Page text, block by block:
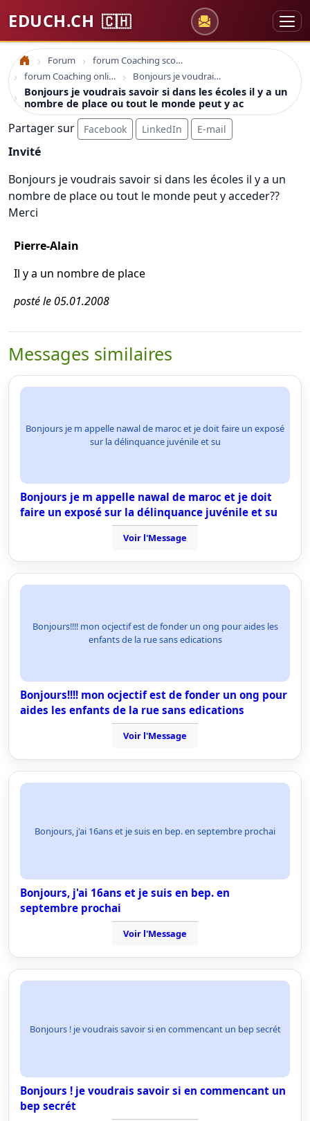
EDUCH.CH 🇨🇭
Accueil Forum
forum Coaching scolaire
forum Coaching online formation professionelle emploi education
Bonjours je voudrais savoir si dans les écoles il y a un nombre de place ou tout le monde peut y ac
Bonjours je voudrais savoir si dans les écoles il y a un
nombre de place ou tout le monde peut y ac
Partager sur Facebook LinkedIn E-mail
Invité
Bonjours je voudrais savoir si dans les écoles il y a un
nombre de place ou tout le monde peut y acceder??
Merci
Pierre-Alain
Il y a un nombre de place
posté le 05.01.2008
Messages similaires
Bonjours je m appelle nawal de maroc et je doit faire un exposé
sur la délinquance juvénile et su
Bonjours je m appelle nawal de maroc et je doit
faire un exposé sur la délinquance juvénile et su
Voir l'Message
Bonjours!!!! mon ocjectif est de fonder un ong pour aides les
enfants de la rue sans edications
Bonjours!!!! mon ocjectif est de fonder un ong pour
aides les enfants de la rue sans edications
Voir l'Message
Bonjours, j'ai 16ans et je suis en bep. en septembre prochai
Bonjours, j'ai 16ans et je suis en bep. en
septembre prochai
Voir l'Message
Bonjours ! je voudrais savoir si en commencant un bep secrét
Bonjours ! je voudrais savoir si en commencant un
bep secrét